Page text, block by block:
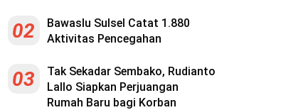
02
Bawaslu Sulsel Catat 1.880
Aktivitas Pencegahan
03
Tak Sekadar Sembako, Rudianto
Lallo Siapkan Perjuangan
Rumah Baru bagi Korban